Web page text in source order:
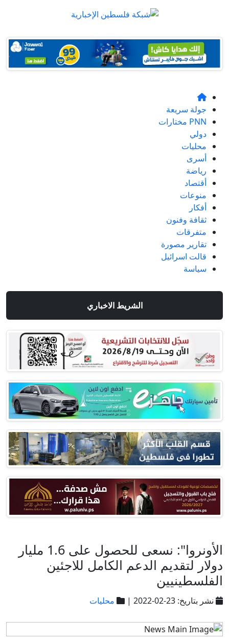
جولة سريعة
PNN مختارات
دولي
محليات
أسرى
رياضة
أقتصاد
منوعات
أفكار
ثقافة وفنون
متفرقات
تقارير مصورة
قالت اسرائيل
سياسة
الشريط الاخباري
الأونروا": نسعى للحصول على 1.6 مليار
دولار لتقديم الدعم الكامل للاجئين
الفلسطينيين
نشر بتاريخ: 23-02-2022 | محليات